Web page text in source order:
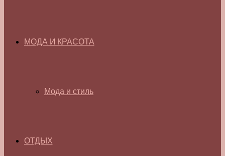
МОДА И КРАСОТА
Мода и стиль
ОТДЫХ